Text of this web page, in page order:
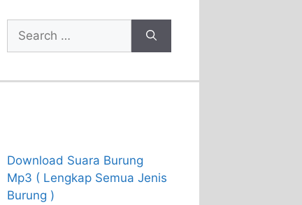
Search
for:
Download Suara Burung
Mp3 ( Lengkap Semua Jenis
Burung )